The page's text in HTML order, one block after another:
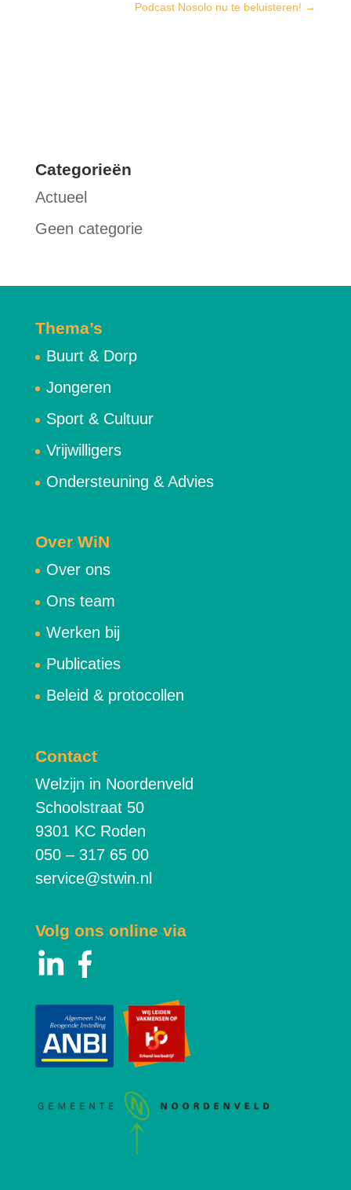
Podcast Nosolo nu te beluisteren! →
Categorieën
Actueel
Geen categorie
Thema’s
Buurt & Dorp
Jongeren
Sport & Cultuur
Vrijwilligers
Ondersteuning & Advies
Over WiN
Over ons
Ons team
Werken bij
Publicaties
Beleid & protocollen
Contact
Welzijn in Noordenveld
Schoolstraat 50
9301 KC Roden
050 – 317 65 00
service@stwin.nl
Volg ons online via